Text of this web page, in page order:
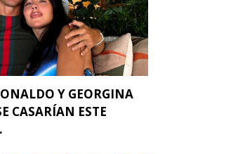
Y GEORGINA
CASARÍAN ESTE